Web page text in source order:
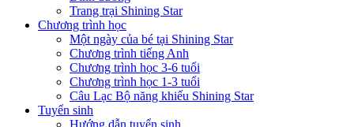
Trang trại Shining Star
Chương trình học
Một ngày của bé tại Shining Star
Chương trình tiếng Anh
Chương trình học 3-6 tuổi
Chương trình học 1-3 tuổi
Câu Lạc Bộ năng khiếu Shining Star
Tuyển sinh
Hướng dẫn tuyển sinh